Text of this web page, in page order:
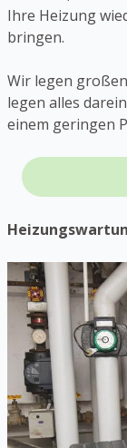
Ihre Heizung
bringen.
Wir legen
legen alles
einem geringen